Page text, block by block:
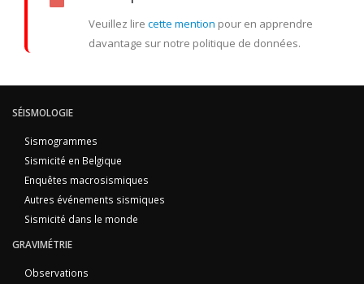
Veuillez lire cette mention pour en apprendre
davantage sur notre politique de données.
SÉISMOLOGIE
Sismogrammes
Sismicité en Belgique
Enquêtes macrosismiques
Autres événements sismiques
Sismicité dans le monde
GRAVIMÉTRIE
Observations